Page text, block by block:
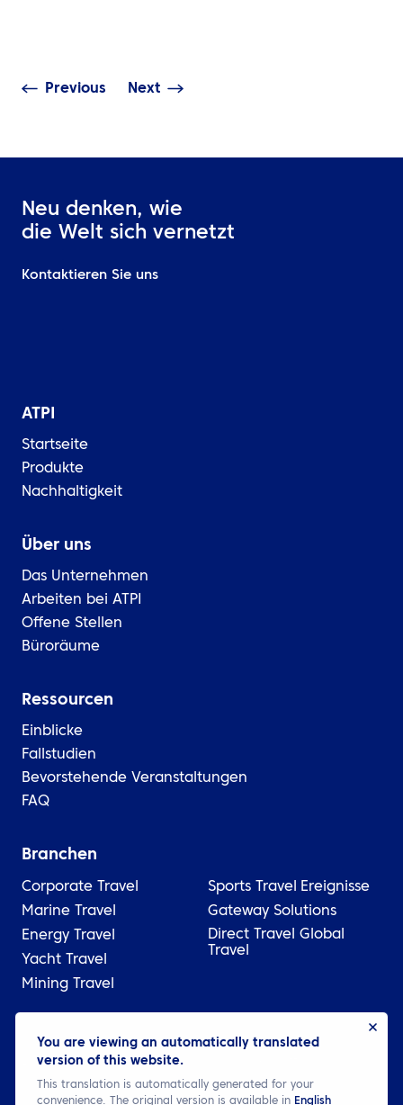
You are viewing an automatically translated
version of this website.
This translation is automatically generated for your
convenience. The original version is available in English
Previous Next
Neu denken, wie
die Welt sich vernetzt
Kontaktieren Sie uns
ATPI
Startseite
Produkte
Nachhaltigkeit
Über uns
Das Unternehmen
Arbeiten bei ATPI
Offene Stellen
Büroräume
Ressourcen
Einblicke
Fallstudien
Bevorstehende Veranstaltungen
FAQ
Branchen
Corporate Travel
Marine Travel
Energy Travel
Yacht Travel
Mining Travel
Sports Travel
Ereignisse
Gateway Solutions
Direct Travel Global
Travel
© 2026 ATPI
Legal
Datenschutzbestimmungen